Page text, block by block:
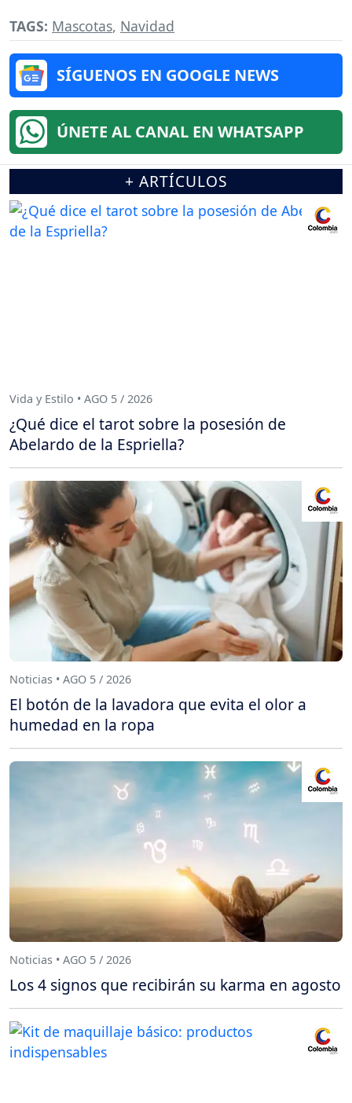
TAGS: Mascotas, Navidad
SÍGUENOS EN GOOGLE NEWS
ÚNETE AL CANAL EN WHATSAPP
+ ARTÍCULOS
Vida y Estilo • AGO 5 / 2026
¿Qué dice el tarot sobre la posesión de
Abelardo de la Espriella?
Noticias • AGO 5 / 2026
El botón de la lavadora que evita el olor a
humedad en la ropa
Noticias • AGO 5 / 2026
Los 4 signos que recibirán su karma en agosto